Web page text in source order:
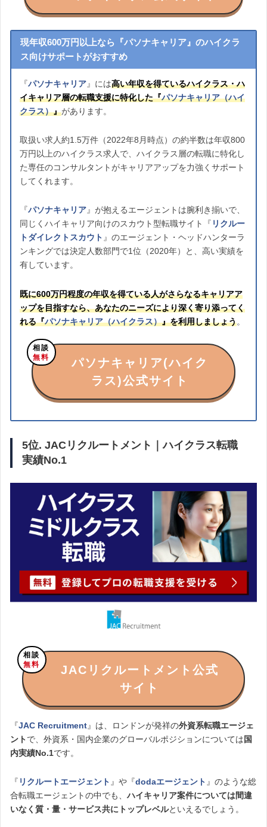
現年収600万円以上なら『パソナキャリア』のハイクラ
ス向けサポートがおすすめ
『パソナキャリア』には高い年収を得ているハイクラス・ハ
イキャリア層の転職支援に特化した『パソナキャリア（ハイ
クラス）』があります。
取扱い求人約1.5万件（2022年8月時点）の約半数は年収800
万円以上のハイクラス求人で、ハイクラス層の転職に特化し
た専任のコンサルタントがキャリアアップを力強くサポート
してくれます。
『パソナキャリア』が抱えるエージェントは腕利き揃いで、
同じくハイキャリア向けのスカウト型転職サイト『 リクルー
トダイレクトスカウト 』のエージェント・ヘッドハンターラ
ンキングでは決定人数部門で1位（2020年）と、高い実績を
有しています。
既に600万円程度の年収を得ている人がさらなるキャリアア
ップを目指すなら、あなたのニーズにより深く寄り添ってく
れる『パソナキャリア（ハイクラス）』を利用しましょう。
相談
無料
パソナキャリア(ハイク
ラス)公式サイト
5位. JACリクルートメント｜ハイクラス転職
実績No.1
相談
無料
JACリクルートメント公式
サイト
『JAC Recruitment』は、ロンドンが発祥の外資系転職エージェ
ントで、外資系・国内企業のグローバルポジションについては国
内実績No.1です。
『 リクルートエージェント 』や『dodaエージェント 』のような総
合転職エージェントの中でも、ハイキャリア案件については間違
いなく質・量・サービス共にトップレベルといえるでしょう。